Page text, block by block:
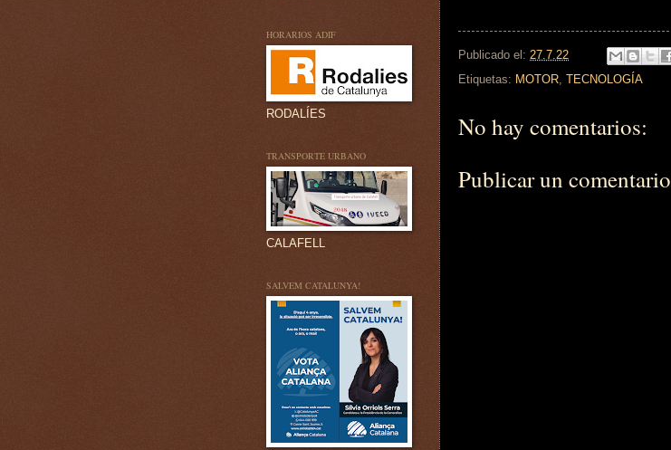
Publicado el: 27.7.22
Etiquetas: MOTOR TECNOLOGÍA
No hay comentarios:
Publicar un comentario
HORARIOS ADIF
RODALÍES
TRANSPORTE URBANO
CALAFELL
SALVEM CATALUNYA!